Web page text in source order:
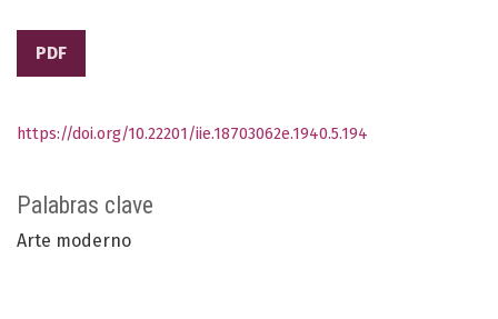
PDF
Palabras clave
Arte moderno
https://doi.org/10.22201/iie.18703062e.1940.5.194